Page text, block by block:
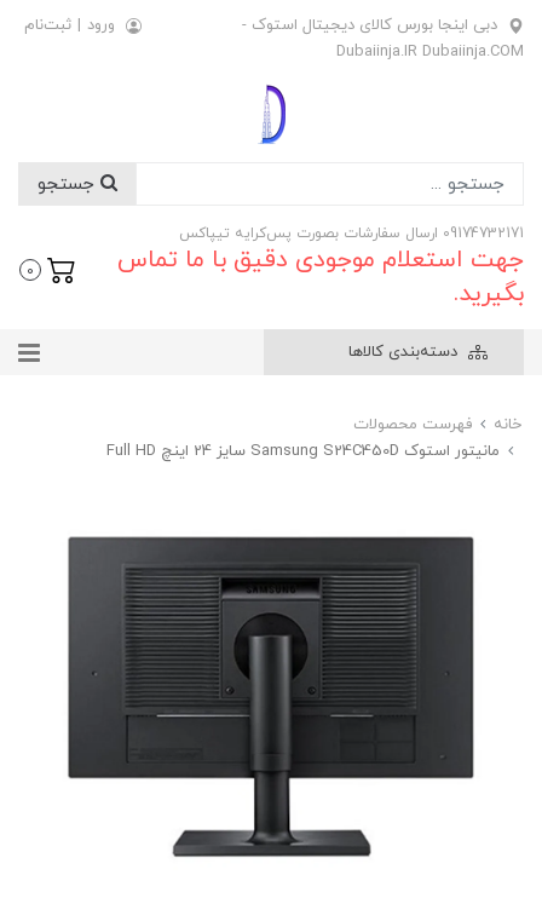
دبی اینجا بورس کالای دیجیتال استوک -
Dubaiinja.IR Dubaiinja.COM
ورود | ثبت‌نام
09174732171 ارسال سفارشات بصورت پس‌کرایه تیپاکس
جهت استعلام موجودی دقیق با ما تماس
بگیرید.
0
دسته‌بندی کالاها
خانه
فهرست محصولات
مانیتور استوک Samsung S24C450D سایز 24 اینچ Full HD